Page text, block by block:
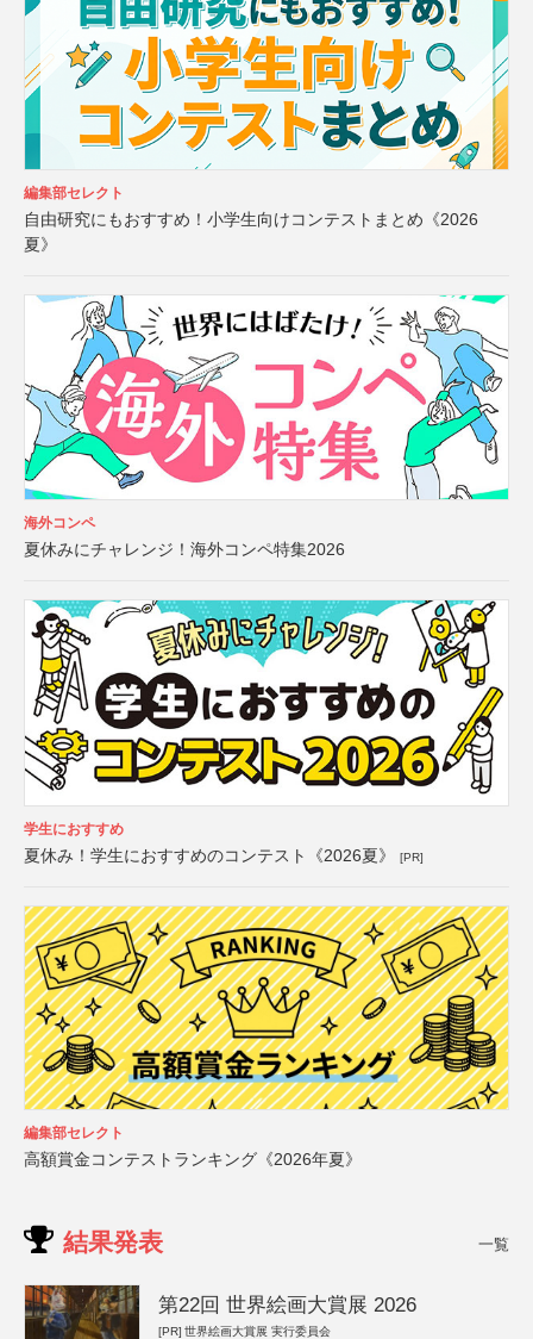
編集部セレクト
自由研究にもおすすめ！小学生向けコンテストまとめ《2026
夏》
海外コンペ
夏休みにチャレンジ！海外コンペ特集2026
学生におすすめ
夏休み！学生におすすめのコンテスト《2026夏》 [PR]
編集部セレクト
高額賞金コンテストランキング《2026年夏》
結果発表 一覧
第22回 世界絵画大賞展 2026
[PR] 世界絵画大賞展 実行委員会